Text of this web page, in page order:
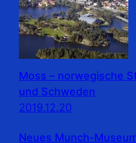
Moss – norwegische
und Schweden
2019.12.20
Neues Munch-